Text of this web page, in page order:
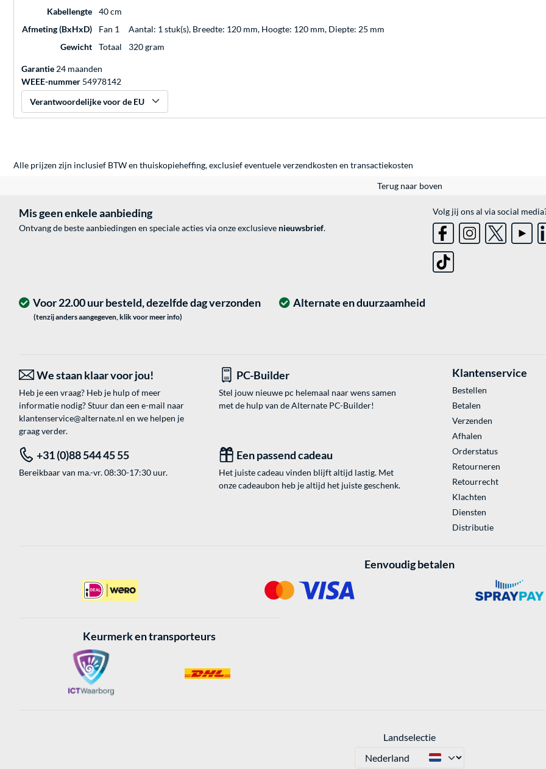
Kabellengte
40 cm
Afmeting (BxHxD)
Fan 1
Aantal: 1 stuk(s), Breedte: 120 mm, Hoogte: 120 mm, Diepte: 25 mm
Gewicht
Totaal 320 gram
Garantie 24 maanden
WEEE-nummer 54978142
Verantwoordelijke voor de EU
Alle prijzen zijn inclusief BTW en thuiskopieheffing, exclusief eventueleverzendkosten en transactiekosten
Terug naar boven
Mis geen enkele aanbieding
Ontvang de beste aanbiedingen en speciale acties via onze exclusieve nieuwsbrief.
Volg jij ons al via social
Alternate en duurzaamheid
Voor 22.00 uur besteld, dezelfde dag verzonden
(tenzij anders aangegeven, klik voor meer info)
We staan klaar voor jou!
Heb je een vraag? Heb je hulp of meer
informatie nodig? Stuur dan een e-mail naar
klantenservice@alternate.nl en we helpen je
graag verder.
PC-Builder
Stel jouw nieuwe pc helemaal naar wens samen
met de hulp van de Alternate PC-Builder!
+31 (0)88 544 45 55
Bereikbaar van ma.-vr. 08:30-17:30 uur.
Een passend cadeau
Het juiste cadeau vinden blijft altijd lastig. Met
onze cadeaubon heb je altijd het juiste geschenk.
Klantenservice
Bestellen
Betalen
Verzenden
Afhalen
Orderstatus
Retourneren
Retourrecht
Klachten
Diensten
Distributie
Eenvoudig betalen
Keurmerk en transporteurs
Landselectie